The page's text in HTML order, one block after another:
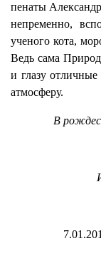
пенаты
непременно,
ученого кота,
Ведь сама
и глазу
атмосферу.
В